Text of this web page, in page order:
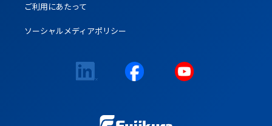
ご利用にあたって
ソーシャルメディアポリシー